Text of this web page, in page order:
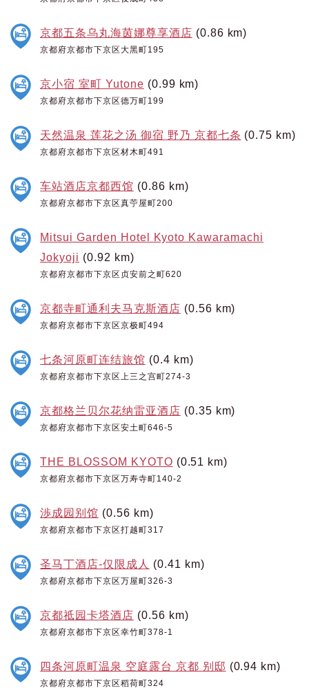
京都五条乌丸海茵娜尊享酒店 (0.86 km)
京都府京都市下京区大黑町195
京小宿 室町 Yutone (0.99 km)
京都府京都市下京区德万町199
天然温泉 莲花之汤 御宿 野乃 京都七条 (0.75 km)
京都府京都市下京区材木町491
车站酒店京都西馆 (0.86 km)
京都府京都市下京区真苧屋町200
Mitsui Garden Hotel Kyoto Kawaramachi
Jokyoji (0.92 km)
京都府京都市下京区贞安前之町620
京都寺町通利夫马克斯酒店 (0.56 km)
京都府京都市下京区京极町494
七条河原町连结旅馆 (0.4 km)
京都府京都市下京区上三之宫町274-3
京都格兰贝尔花纳雷亚酒店 (0.35 km)
京都府京都市下京区安土町646-5
THE BLOSSOM KYOTO (0.51 km)
京都府京都市下京区万寿寺町140-2
渉成园别馆 (0.56 km)
京都府京都市下京区打越町317
圣马丁酒店-仅限成人 (0.41 km)
京都府京都市下京区万屋町326-3
京都祗园卡塔酒店 (0.56 km)
京都府京都市下京区幸竹町378-1
四条河原町温泉 空庭露台 京都 别邸 (0.94 km)
京都府京都市下京区稻荷町324